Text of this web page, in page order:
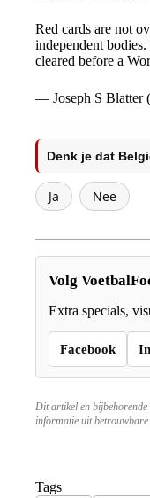
Red cards are not
independent
cleared before a
— Joseph S Blatter
Denk je dat
Ja Nee
Volg
Extra specials,
Facebook
Dit artikel en bijbehorende
informatie uit betrouwbare
Tags